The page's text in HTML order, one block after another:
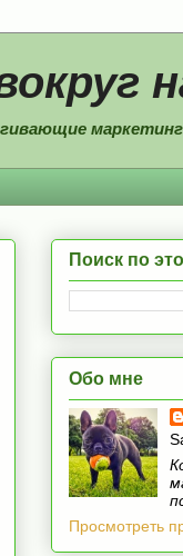
маркетинг
Поиск по
Обо мне
Просмотреть